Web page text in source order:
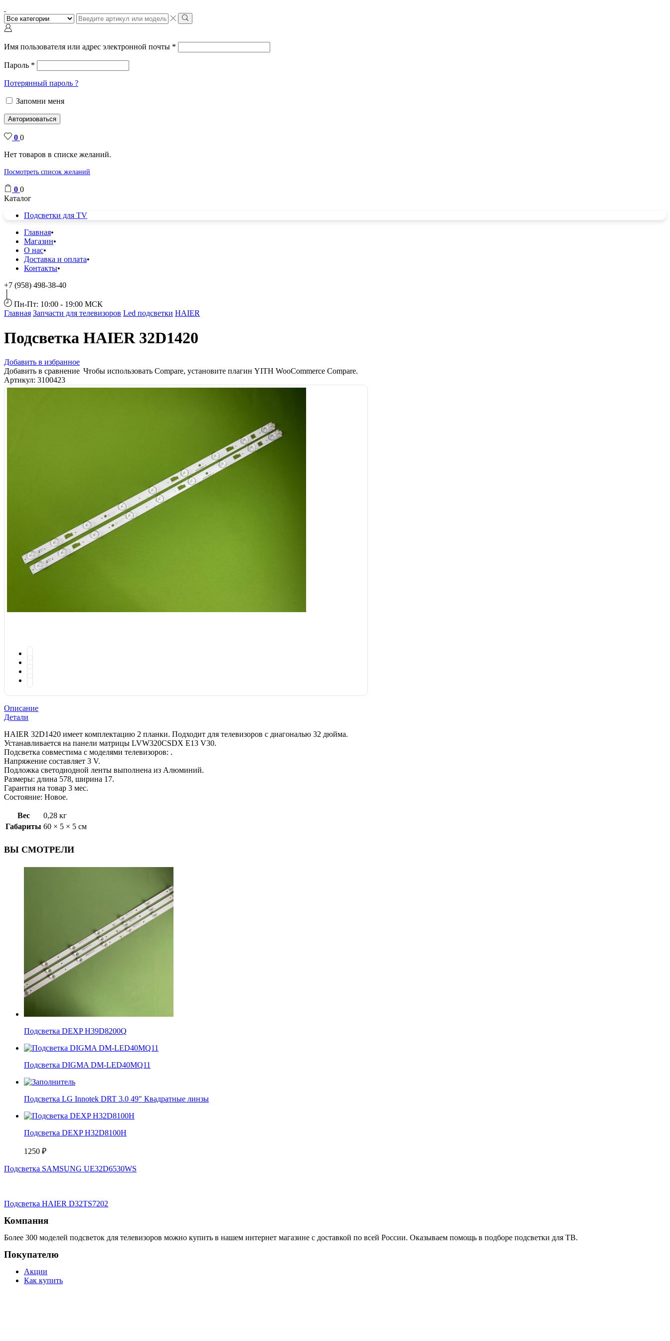
Поиск
ввода
Поиск
Имя пользователя или адрес электронной почты *
Пароль *
Потерянный пароль ?
Запомни меня
Авторизоваться
0 0
Нет товаров в списке желаний.
Посмотреть список желаний
0 0
Каталог
Подсветки для TV
Главная
Магазин
О нас
Доставка и оплата
Контакты
+7 (958) 498-38-40
Пн-Пт: 10:00 - 19:00 МСК
Главная Запчасти для телевизоров Led подсветки HAIER
Подсветка HAIER 32D1420
Добавить в избранное
Добавить в сравнение Чтобы использовать Compare, установите плагин YITH WooCommerce Compare.
Артикул: 3100423
Описание
Детали
HAIER 32D1420 имеет комплектацию 2 планки. Подходит для телевизоров с диагональю 32 дюйма.
Устанавливается на панели матрицы LVW320CSDX E13 V30.
Подсветка совместима с моделями телевизоров: .
Напряжение составляет 3 V.
Подложка светодиодной ленты выполнена из Алюминий.
Размеры: длина 578, ширина 17.
Гарантия на товар 3 мес.
Состояние: Новое.
Вес
0,28 кг
Габариты 60 × 5 × 5 см
ВЫ СМОТРЕЛИ
Подсветка DEXP H39D8200Q
Подсветка DIGMA DM-LED40MQ11
Подсветка LG Innotek DRT 3.0 49" Квадратные линзы
Подсветка DEXP H32D8100H
1250 ₽
Подсветка SAMSUNG UE32D6530WS
Подсветка HAIER D32TS7202
Компания
Более 300 моделей подсветок для телевизоров можно купить в нашем интернет магазине с доставкой по всей России. Оказываем помощь в подборе подсветки для ТВ.
Покупателю
Акции
Как купить